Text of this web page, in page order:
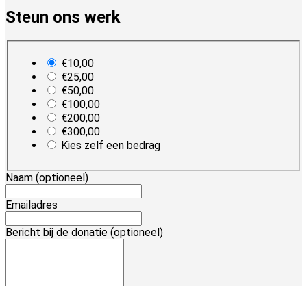
Steun ons werk
€10,00
€25,00
€50,00
€100,00
€200,00
€300,00
Kies zelf een bedrag
Naam (optioneel)
Emailadres
Bericht bij de donatie (optioneel)